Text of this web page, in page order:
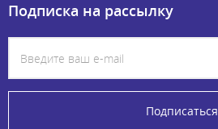
Подписка на рассылку
Подписаться